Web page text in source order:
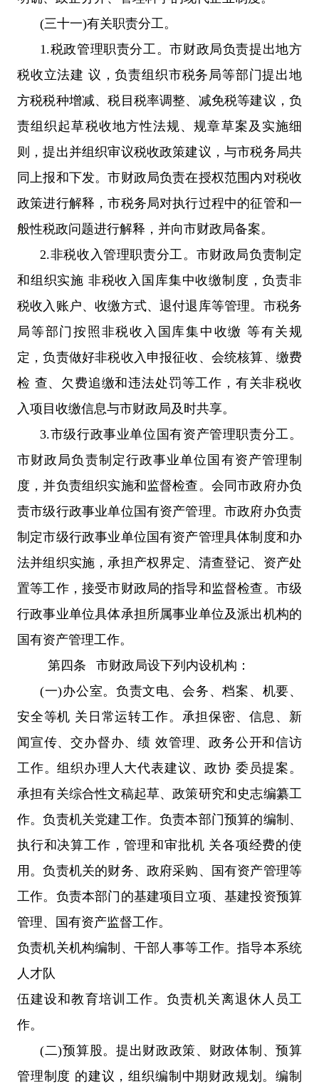
(三十一)有关职责分工。
1.税政管理职责分工。市财政局负责提出地方
税收立法建 议，负责组织市税务局等部门提出地
方税税种增减、税目税率调整、减免税等建议，负
责组织起草税收地方性法规、规章草案及实施细
则，提出并组织审议税收政策建议，与市税务局共
同上报和下发。市财政局负责在授权范围内对税收
政策进行解释，市税务局对执行过程中的征管和一
般性税政问题进行解释，并向市财政局备案。
2.非税收入管理职责分工。市财政局负责制定
和组织实施 非税收入国库集中收缴制度，负责非
税收入账户、收缴方式、退付退库等管理。市税务
局等部门按照非税收入国库集中收缴 等有关规
定，负责做好非税收入申报征收、会统核算、缴费
检 查、欠费追缴和违法处罚等工作，有关非税收
入项目收缴信息与市财政局及时共享。
3.市级行政事业单位国有资产管理职责分工。
市财政局负责制定行政事业单位国有资产管理制
度，并负责组织实施和监督检查。会同市政府办负
责市级行政事业单位国有资产管理。市政府办负责
制定市级行政事业单位国有资产管理具体制度和办
法并组织实施，承担产权界定、清查登记、资产处
置等工作，接受市财政局的指导和监督检查。市级
行政事业单位具体承担所属事业单位及派出机构的
国有资产管理工作。
第四条 市财政局设下列内设机构：
(一)办公室。负责文电、会务、档案、机要、
安全等机 关日常运转工作。承担保密、信息、新
闻宣传、交办督办、绩 效管理、政务公开和信访
工作。组织办理人大代表建议、政协 委员提案。
承担有关综合性文稿起草、政策研究和史志编纂工
作。负责机关党建工作。负责本部门预算的编制、
执行和决算工作，管理和审批机 关各项经费的使
用。负责机关的财务、政府采购、国有资产管理等
工作。负责本部门的基建项目立项、基建投资预算
管理、国有资产监督工作。
负责机关机构编制、干部人事等工作。指导本系统
人才队
伍建设和教育培训工作。负责机关离退休人员工
作。
(二)预算股。提出财政政策、财政体制、预算
管理制度 的建议，组织编制中期财政规划。编制